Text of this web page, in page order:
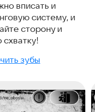
вписать и
систему, и
сторону и
зубы